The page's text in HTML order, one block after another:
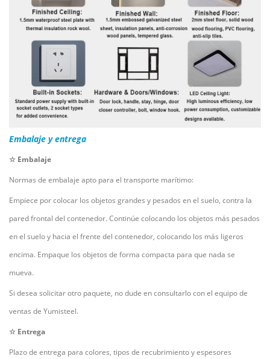
Embalaje y entrega
☆ Embalaje
Normas de embalaje apto para el transporte marítimo:
Empiece por colocar los objetos grandes y pesados en el suelo, contra la
pared frontal del contenedor. Continúe colocando los objetos más pesados
en el suelo y hacia el frente del contenedor, colocando los más ligeros
encima. Empaque los objetos de forma compacta para que nada se
mueva.
Si desea solicitar otro paquete, no dude en consultarlo con el equipo de
ventas de Yumisteel.
☆ Entrega
Plazo de entrega para colores, tipos de recubrimiento y espesores